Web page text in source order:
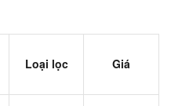
Loại lọc Giá